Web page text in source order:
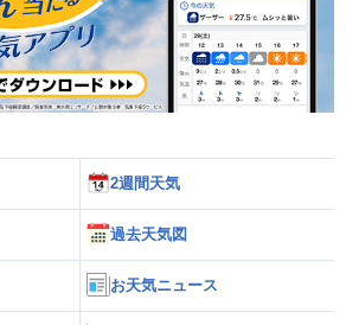
2週間天気
過去天気図
お天気ニュース